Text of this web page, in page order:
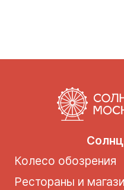
Колесо обозрения
Рестораны и